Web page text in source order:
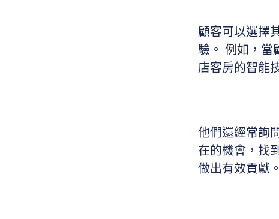
顧客可以選擇
驗。 例如，當
店客房的智能
他們還經常詢
在的機會，找
做出有效貢獻。